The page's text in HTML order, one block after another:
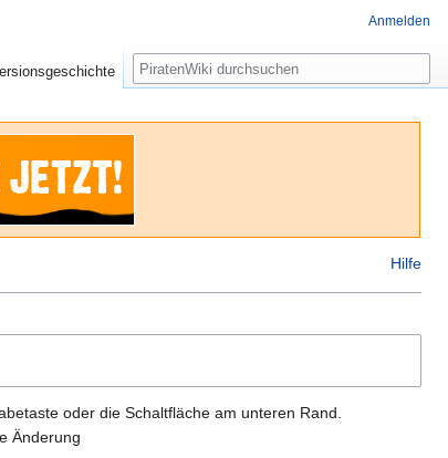
Hilfe
oder die Schaltfläche am unteren Rand.
Änderung
Anmelden
Suche